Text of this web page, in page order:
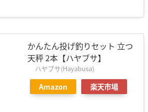
かんたん投げ釣りセット 立つ
天秤 2本【ハヤブサ】
ハヤブサ(Hayabusa)
Amazon 楽天市場